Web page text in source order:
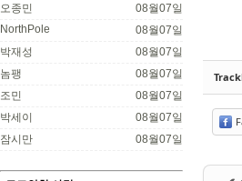
08월07일
오종민
08월07일
NorthPole
08월07일
박재성
08월07일
놈팽
08월07일
조민
08월07일
박세이
08월07일
잠시만